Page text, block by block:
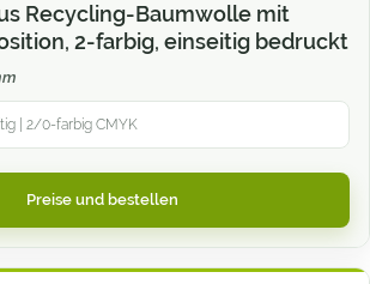
Recycling-Baumwolle mit
2-farbig, einseitig bedruckt
| 2/0-farbig CMYK
Preise und bestellen